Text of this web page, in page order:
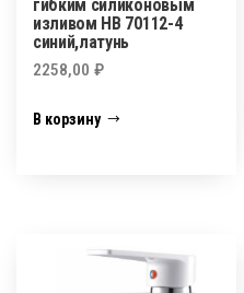
гибким силиконовым
изливом HВ 70112-4
синий,латунь
2258,00 ₽
В корзину